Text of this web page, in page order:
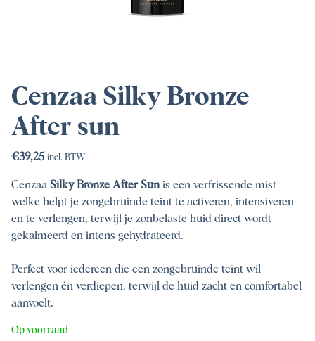
Cenzaa Silky Bronze
After sun
€39,25 incl. BTW
Cenzaa Silky Bronze After Sun is een verfrissende mist
welke helpt je zongebruinde teint te activeren, intensiveren
en te verlengen, terwijl je zonbelaste huid direct wordt
gekalmeerd en intens gehydrateerd.
Perfect voor iedereen die een zongebruinde teint wil
verlengen én verdiepen, terwijl de huid zacht en comfortabel
aanvoelt.
Op voorraad